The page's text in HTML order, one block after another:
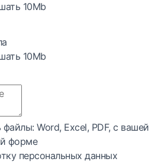
10Mb
10Mb
Word, Exсel, PDF, с вашей
форме
персональных данных